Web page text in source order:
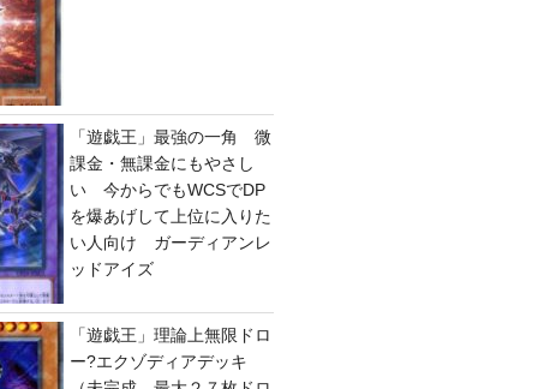
「遊戯王」最強の一角 微
課金・無課金にもやさし
い 今からでもWCSでDP
を爆あげして上位に入りた
い人向け ガーディアンレ
ッドアイズ
「遊戯王」理論上無限ドロ
ー?エクゾディアデッキ